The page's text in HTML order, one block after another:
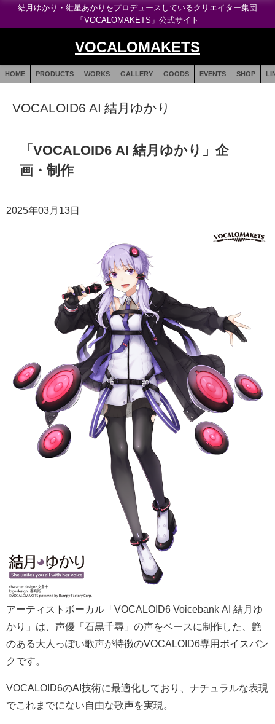
結月ゆかり・紲星あかりをプロデュースしているクリエイター集団
「VOCALOMAKETS」公式サイト
VOCALOMAKETS
HOME PRODUCTS WORKS GALLERY GOODS EVENTS SHOP
VOCALOID6 AI 結月ゆかり
「VOCALOID6 AI 結月ゆかり」企
画・制作
2025年03月13日
アーティストボーカル「VOCALOID6 Voicebank AI 結月ゆ
かり」は、声優「石黒千尋」の声をベースに制作した、艶
のある大人っぽい歌声が特徴のVOCALOID6専用ボイスバン
クです。
VOCALOID6のAI技術に最適化しており、ナチュラルな表現
でこれまでにない自由な歌声を実現。